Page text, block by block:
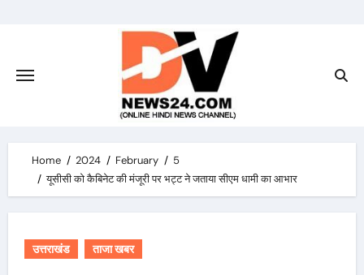
Home 2024 February
5
यूसीसी को कैबिनेट की मंजूरी पर भट्ट ने जताया सीएम धामी का आभार
उत्तराखंड ताजा खबर